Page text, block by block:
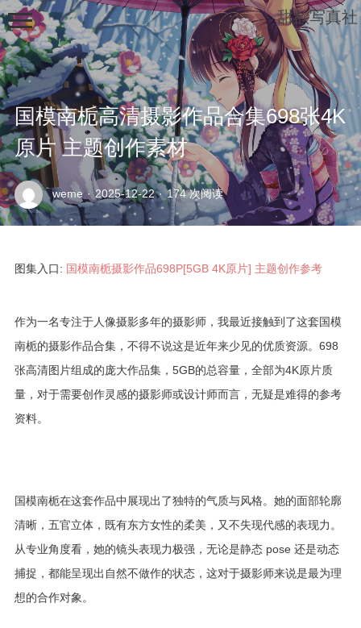
国模南栀高清摄影作品合集698张4K
原片 主题创作素材
weme · 2025-12-22 · 174 次阅读
图集入口: 国模南栀摄影作品698P[5GB 4K原片] 主题创作参考
作为一名专注于人像摄影多年的摄影师，我最近接触到了这套国模
南栀的摄影作品合集，不得不说这是近年来少见的优质资源。698
张高清图片组成的庞大作品集，5GB的总容量，全部为4K原片质
量，对于需要创作灵感的摄影师或设计师而言，无疑是难得的参考
资料。
国模南栀在这套作品中展现出了独特的气质与风格。她的面部轮廓
清晰，五官立体，既有东方女性的柔美，又不失现代感的表现力。
从专业角度看，她的镜头表现力极强，无论是静态 pose 还是动态
捕捉，都能呈现出自然不做作的状态，这对于摄影师来说是最为理
想的合作对象。
甜欲写真社
示
例
面